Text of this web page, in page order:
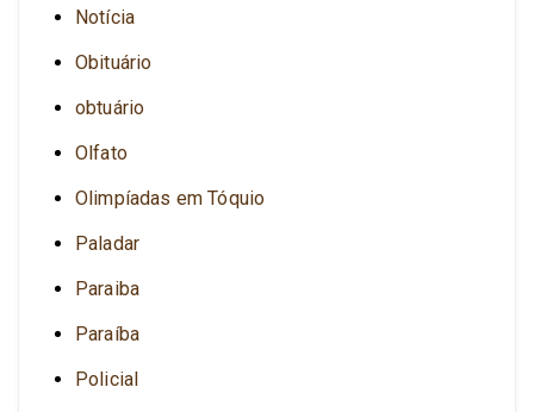
Notícia
Obituário
obtuário
Olfato
Olimpíadas em Tóquio
Paladar
Paraiba
Paraíba
Policial